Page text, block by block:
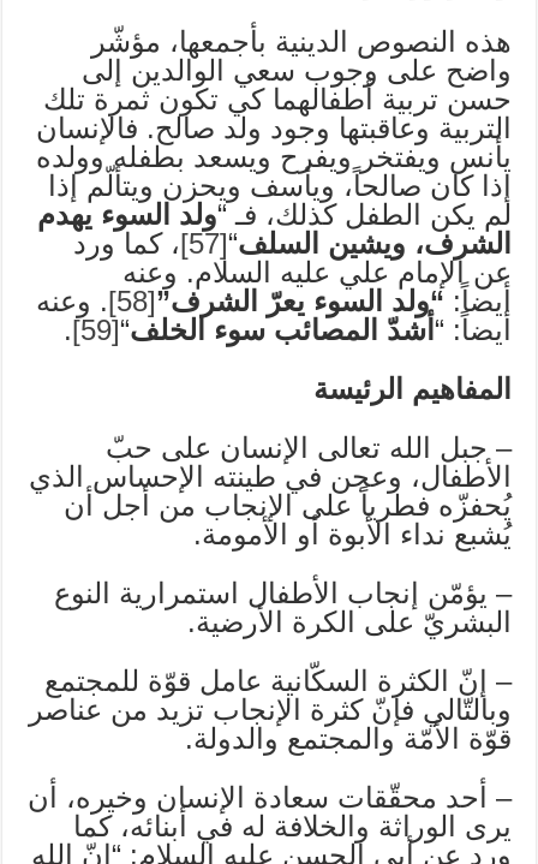
هذه النصوص الدينية بأجمعها، مؤشّر
واضح على وجوب سعي الوالدين إلى
حسن تربية أطفالهما كي تكون ثمرة تلك
التربية وعاقبتها وجود ولد صالح. فالإنسان
يأنس ويفتخر ويفرح ويسعد بطفله وولده
إذا كان صالحاً، ويأسف ويحزن ويتألّم إذا
لم يكن الطفل كذلك، فـ “ولد السوء يهدم
الشرف، ويشين السلف“
[57]
، كما ورد
عن الإمام علي عليه السلام. وعنه
أيضاً: “ولد السوء يعرّ الشرف”[58]
. وعنه
أيضاً: “ أشدّ المصائب سوء الخلف“
[59]
.
المفاهيم الرئيسة
– جبل الله تعالى الإنسان على حبّ
الأطفال، وعجن في طينته الإحساس الذي
يُحفزّه فطرياً على الإنجاب من أجل أن
يُشبع نداء الأبوة أو الأمومة.
– يؤمّن إنجاب الأطفال استمرارية النوع
البشريّ على الكرة الأرضية.
– إنّ الكثرة السكّانية عامل قوّة للمجتمع
وبالتّالي فإنّ كثرة الإنجاب تزيد من عناصر
قوّة الأمّة والمجتمع والدولة.
– أحد محقّقات سعادة الإنسان وخيره، أن
يرى الوراثة والخلافة له في أبنائه، كما
ورد عن أبي الحسن عليه السلام: “إنّ الله